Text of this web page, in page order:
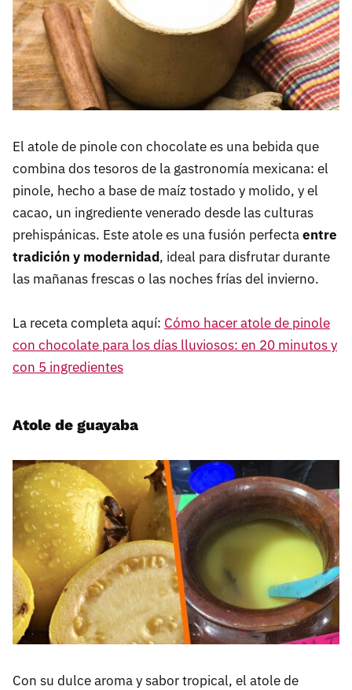
El atole de pinole con chocolate es una bebida que
combina dos tesoros de la gastronomía mexicana: el
pinole, hecho a base de maíz tostado y molido, y el
cacao, un ingrediente venerado desde las culturas
prehispánicas. Este atole es una fusión perfectaentre
tradición y modernidad, ideal para disfrutar durante
las mañanas frescas o las noches frías del invierno.
La receta completa aquí: Cómo hacer atole de pinole
con chocolate para los días lluviosos: en 20 minutos y
con 5 ingredientes
Atole de guayaba
Con su dulce aroma y sabor tropical, el atole de